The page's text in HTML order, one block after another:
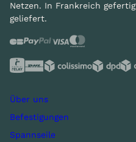
Netzen. In Frankreich
geliefert.
Über uns
Befestigungen
Spannseile